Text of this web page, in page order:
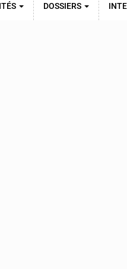
DOSSIERS